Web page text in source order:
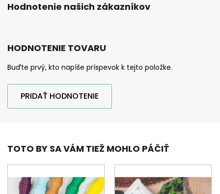
Hodnotenie našich zákazníkov
HODNOTENIE TOVARU
Buďte prvý, kto napíše príspevok k tejto položke.
PRIDAŤ HODNOTENIE
TOTO BY SA VÁM TIEŽ MOHLO PÁČIŤ